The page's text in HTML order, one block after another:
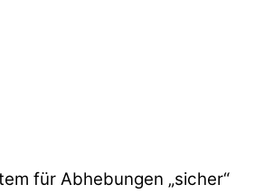
für Abhebungen „sicher“